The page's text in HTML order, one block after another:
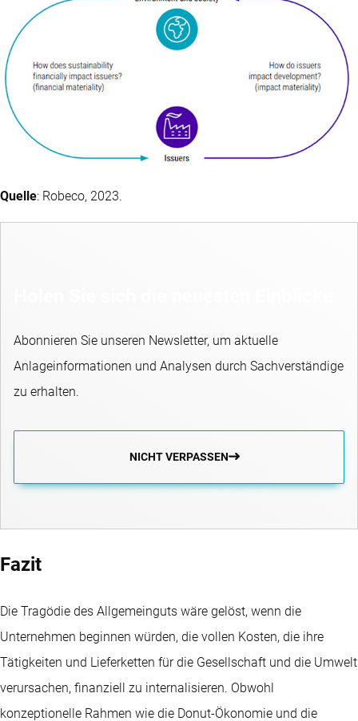
Quelle: Robeco, 2023.
Abonnieren Sie unseren Newsletter, um aktuelle
Anlageinformationen und Analysen durch Sachverständige
zu erhalten.
NICHT VERPASSEN
Fazit
Die Tragödie des Allgemeinguts wäre gelöst, wenn die
Unternehmen beginnen würden, die vollen Kosten, die ihre
Tätigkeiten und Lieferketten für die Gesellschaft und die Umwelt
verursachen, finanziell zu internalisieren. Obwohl
konzeptionelle Rahmen wie die Donut-Ökonomie und die